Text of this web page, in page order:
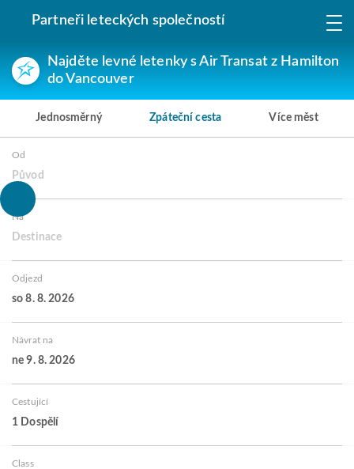
Partneři leteckých společností
Najděte levné letenky s Air Transat z Hamilton
do Vancouver
Jednosměrný Zpáteční cesta Více měst
Od
Původ
Na
Destinace
Odjezd
so 8. 8. 2026
Návrat na
ne 9. 8. 2026
Cestující
1 Dospělí
Class